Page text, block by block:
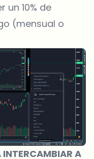
un 10% de
(mensual o
INTERCAMBIAR A